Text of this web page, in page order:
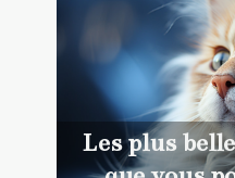
Les plus